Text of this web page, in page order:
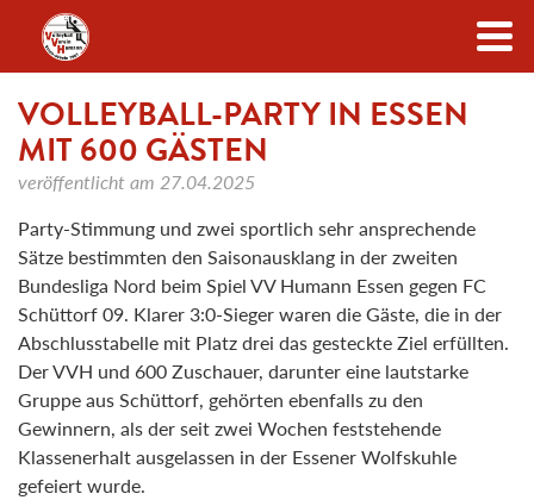
Zum Inhalt
VOLLEYBALL-PARTY IN ESSEN
MIT 600 GÄSTEN
veröffentlicht am 27.04.2025
Party-Stimmung und zwei sportlich sehr ansprechende
Sätze bestimmten den Saisonausklang in der zweiten
Bundesliga Nord beim Spiel VV Humann Essen gegen FC
Schüttorf 09. Klarer 3:0-Sieger waren die Gäste, die in der
Abschlusstabelle mit Platz drei das gesteckte Ziel erfüllten.
Der VVH und 600 Zuschauer, darunter eine lautstarke
Gruppe aus Schüttorf, gehörten ebenfalls zu den
Gewinnern, als der seit zwei Wochen feststehende
Klassenerhalt ausgelassen in der Essener Wolfskuhle
gefeiert wurde.